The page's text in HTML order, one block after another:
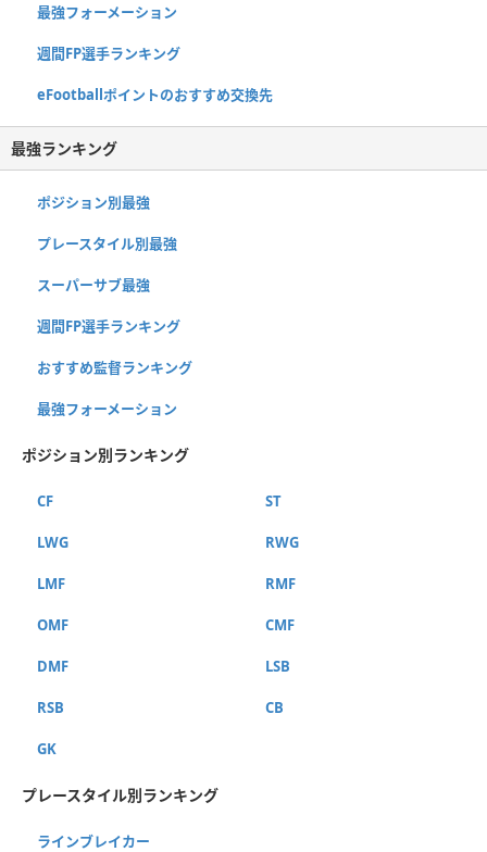
最強フォーメーション
週間FP選手ランキング
eFootballポイントのおすすめ交換先
最強ランキング
ポジション別最強
プレースタイル別最強
スーパーサブ最強
週間FP選手ランキング
おすすめ監督ランキング
最強フォーメーション
ポジション別ランキング
CF ST
LWG RWG
LMF RMF
OMF CMF
DMF LSB
RSB CB
GK
プレースタイル別ランキング
ラインブレイカー